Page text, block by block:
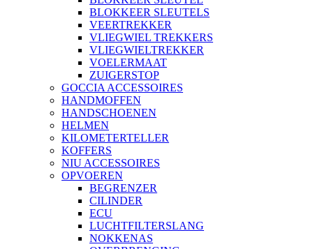
BLOKKEER SLEUTELS
VEERTREKKER
VLIEGWIEL TREKKERS
VLIEGWIELTREKKER
VOELERMAAT
ZUIGERSTOP
GOCCIA ACCESSOIRES
HANDMOFFEN
HANDSCHOENEN
HELMEN
KILOMETERTELLER
KOFFERS
NIU ACCESSOIRES
OPVOEREN
BEGRENZER
CILINDER
ECU
LUCHTFILTERSLANG
NOKKENAS